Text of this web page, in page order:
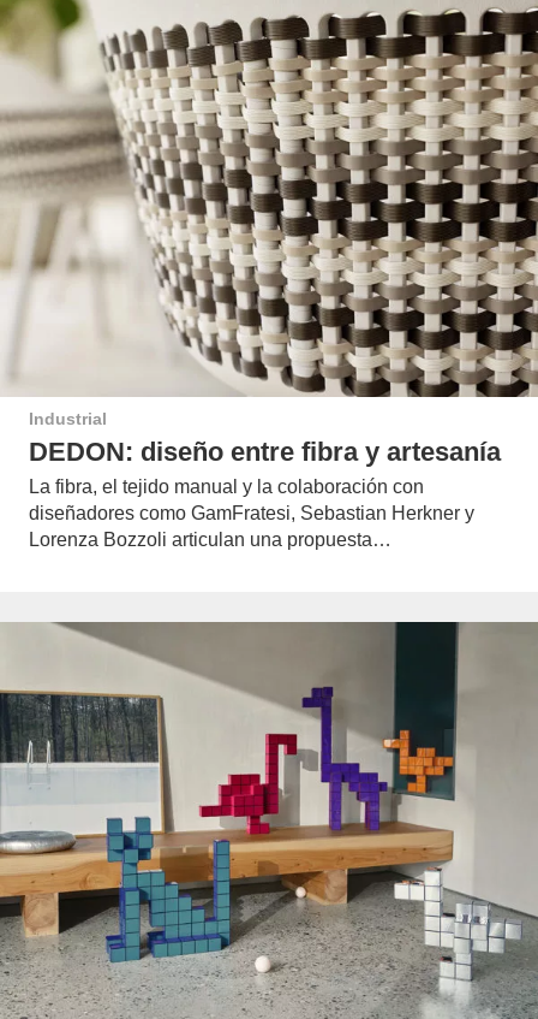
Industrial
DEDON: diseño entre fibra y artesanía
La fibra, el tejido manual y la colaboración con
diseñadores como GamFratesi, Sebastian Herkner y
Lorenza Bozzoli articulan una propuesta…